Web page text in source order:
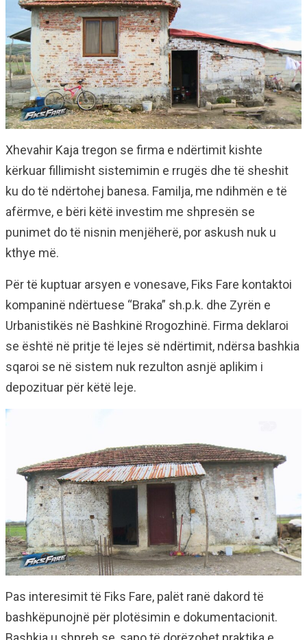
Xhevahir Kaja tregon se firma e ndërtimit kishte
kërkuar fillimisht sistemimin e rrugës dhe të sheshit
ku do të ndërtohej banesa. Familja, me ndihmën e të
afërmve, e bëri këtë investim me shpresën se
punimet do të nisnin menjëherë, por askush nuk u
kthye më.
Për të kuptuar arsyen e vonesave, Fiks Fare kontaktoi
kompaninë ndërtuese “Braka” sh.p.k. dhe Zyrën e
Urbanistikës në Bashkinë Rrogozhinë. Firma deklaroi
se është në pritje të lejes së ndërtimit, ndërsa bashkia
sqaroi se në sistem nuk rezulton asnjë aplikim i
depozituar për këtë leje.
Pas interesimit të Fiks Fare, palët ranë dakord të
bashkëpunojnë për plotësimin e dokumentacionit.